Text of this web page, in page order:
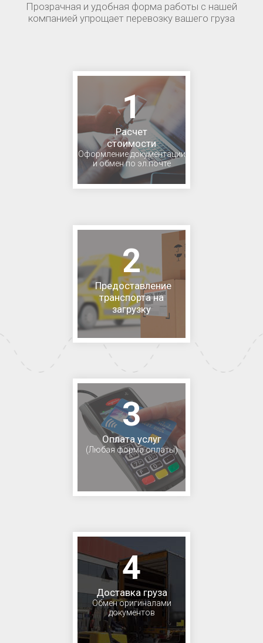
Прозрачная и удобная форма работы с нашей
компанией упрощает перевозку вашего груза
1
Расчет
стоимости
Оформление документации
и обмен по эл.почте
2
Предоставление
транспорта на
загрузку
3
Оплата услуг
(Любая форма оплаты)
4
Доставка груза
Обмен оригиналами
документов